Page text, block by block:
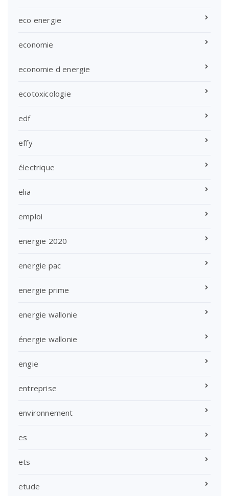
eco energie
economie
economie d energie
ecotoxicologie
edf
effy
électrique
elia
emploi
energie 2020
energie pac
energie prime
energie wallonie
énergie wallonie
engie
entreprise
environnement
es
ets
etude